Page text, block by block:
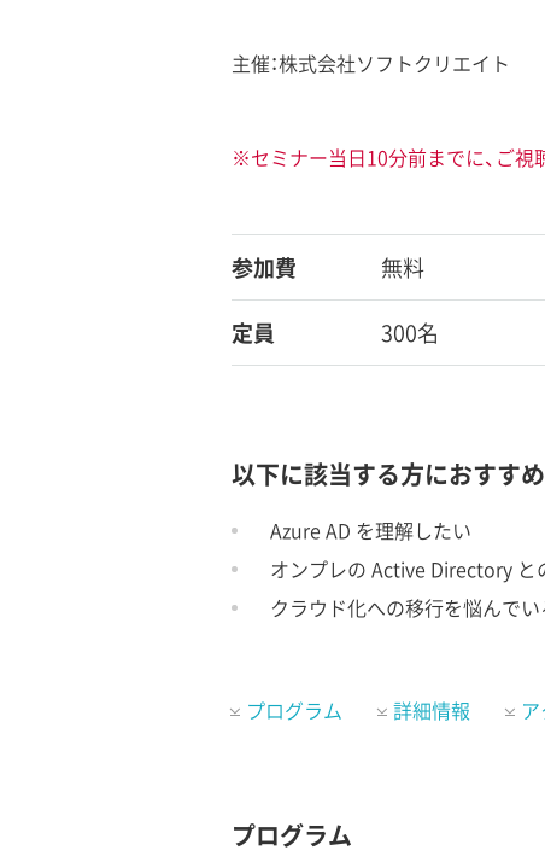
主催：株式会社ソフトクリエイト
※セミナー当日10分前までに、ご視
参加費
無料
定員
300名
以下に該当する方におすす
Azure AD を理解したい
オンプレの Active Directory と
クラウド化への移行を悩んでい
プログラム 詳細情報
プログラム